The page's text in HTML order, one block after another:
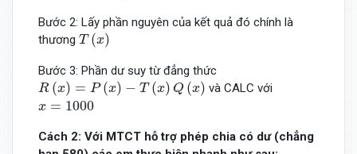
Bước 2: Lấy phần nguyên của kết quả đó chính là
thương T (x)
T(x )
Bước 3: Phần dư suy từ đẳng thức
R (x) = P (x) − T (x) Q (x)
R( x = )−T x (x) và CALC với
x = 1000
x 1000
Cách 2: Với MTCT hỗ trợ phép chia có dư (chẳng